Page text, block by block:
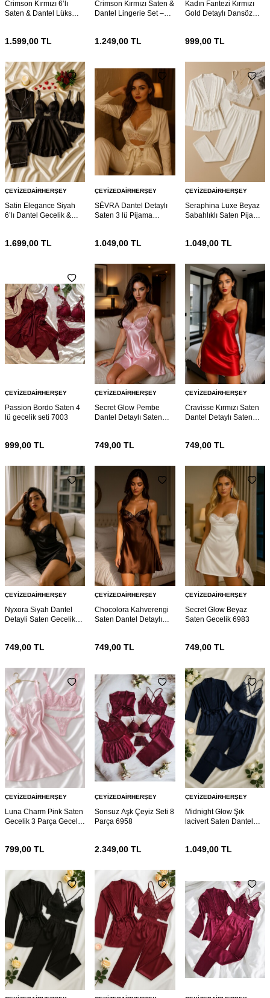
Crimson Kırmızı 6’lı
Saten & Dantel Lüks
1.599,00 TL
Crimson Kırmızı Saten &
Dantel Lingerie Set –
1.249,00 TL
Kadın Fantezi Kırmızı
Gold Detaylı Dansöz
999,00TL
ÇEYIZEDAIRHERŞEY
Satin Elegance Siyah
6’lı Dantel Gecelik &
1.699,00 TL
ÇEYIZEDAIRHERŞEY
SÉVRA Dantel Detaylı
Saten 3 lü Pijama
1.049,00 TL
ÇEYIZEDAIRHERŞEY
Seraphina Luxe Beyaz
Sabahlıklı Saten Pijama
1.049,00TL
ÇEYIZEDAIRHERŞEY
Passion Bordo Saten 4
lü gecelik seti 7003
999,00 TL
ÇEYIZEDAIRHERŞEY
Secret Glow Pembe
Dantel Detaylı Saten
749,00 TL
ÇEYIZEDAIRHERŞEY
Cravisse Kırmızı Saten
Dantel Detaylı Saten
749,00TL
ÇEYIZEDAIRHERŞEY
Nyxora Siyah Dantel
Detayli Saten Gecelik
749,00 TL
ÇEYIZEDAIRHERŞEY
Chocolora Kahverengi
Saten Dantel Detaylı
749,00 TL
ÇEYIZEDAIRHERŞEY
Secret Glow Beyaz
Saten Gecelik 6983
749,00TL
ÇEYIZEDAIRHERŞEY
Luna Charm Pink Saten
Gecelik 3 Parça Gecelik
799,00 TL
ÇEYIZEDAIRHERŞEY
Sonsuz Aşk Çeyiz Seti 8
Parça 6958
2.349,00 TL
ÇEYIZEDAIRHERŞEY
Midnight Glow Şık
lacivert Saten Dantel
1.049,00TL